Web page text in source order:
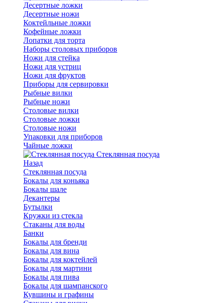
Десертные ложки
Десертные ножи
Коктейльные ложки
Кофейные ложки
Лопатки для торта
Наборы столовых приборов
Ножи для стейка
Ножи для устриц
Ножи для фруктов
Приборы для сервировки
Рыбные вилки
Рыбные ножи
Столовые вилки
Столовые ложки
Столовые ножи
Упаковки для приборов
Чайные ложки
Стеклянная посуда
Назад
Стеклянная посуда
Бокалы для коньяка
Бокалы шале
Декантеры
Бутылки
Кружки из стекла
Стаканы для воды
Банки
Бокалы для бренди
Бокалы для вина
Бокалы для коктейлей
Бокалы для мартини
Бокалы для пива
Бокалы для шампанского
Кувшины и графины